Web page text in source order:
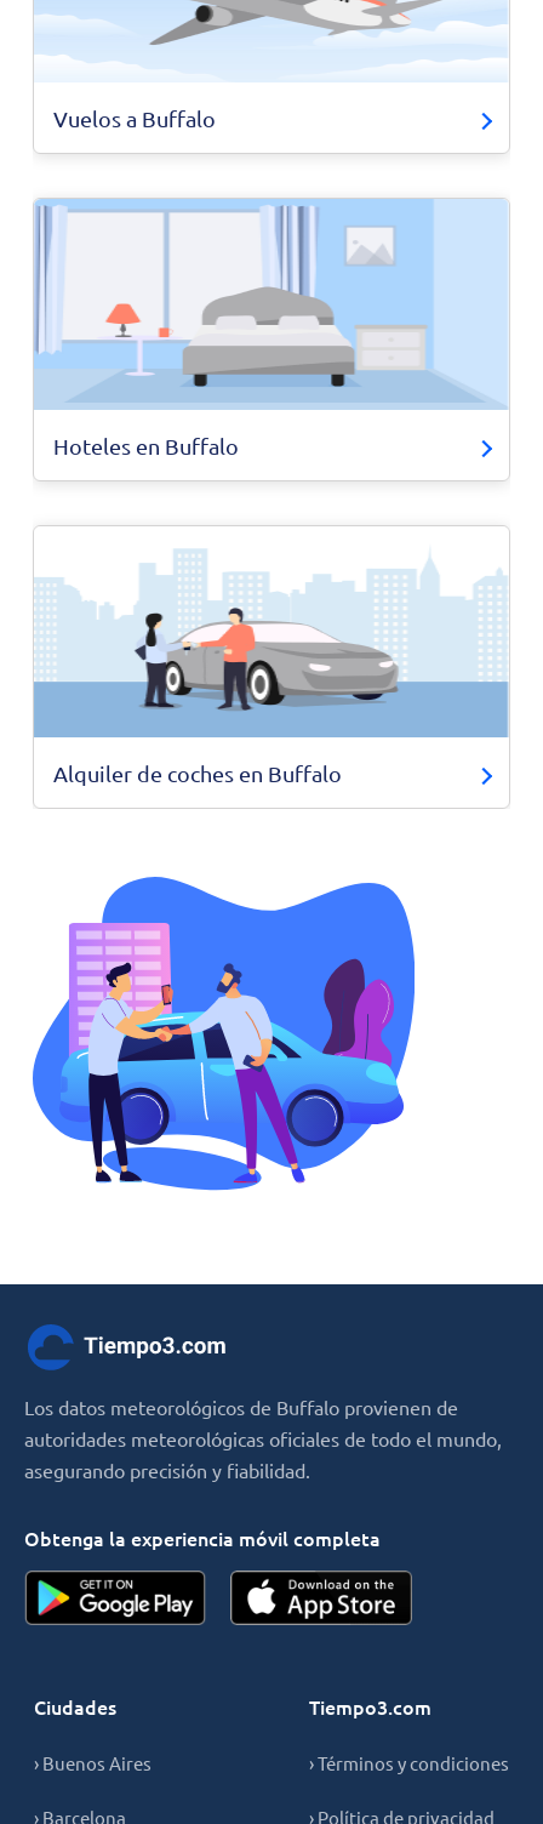
Vuelos a Buffalo
Hoteles en Buffalo
Alquiler de coches en Buffalo
Los datos meteorológicos de Buffalo provienen de
autoridades meteorológicas oficiales de todo el mundo,
asegurando precisión y fiabilidad.
Obtenga la experiencia móvil completa
Ciudades
› Buenos Aires
› Barcelona
Tiempo3.com
› Términos y condiciones
› Política de privacidad